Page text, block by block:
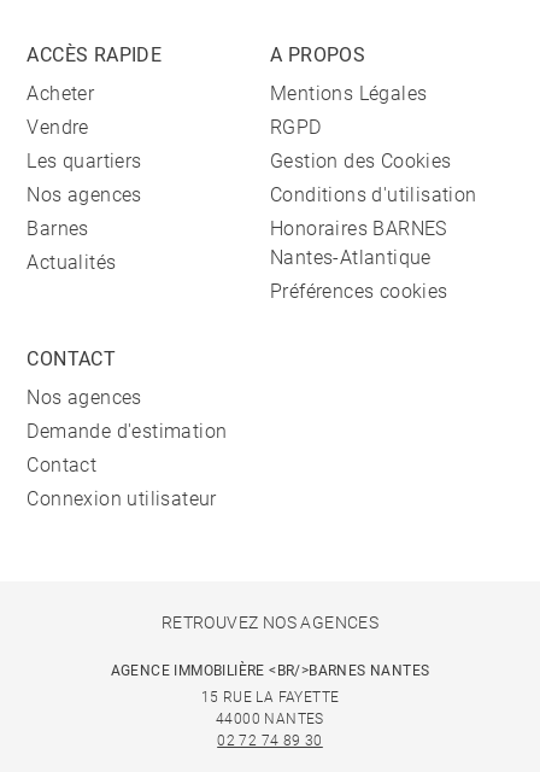
ACCÈS RAPIDE
Acheter
Vendre
Les quartiers
Nos agences
Barnes
Actualités
A PROPOS
Mentions Légales
RGPD
Gestion des Cookies
Conditions d'utilisation
Honoraires BARNES
Nantes-Atlantique
Préférences cookies
CONTACT
Nos agences
Demande d'estimation
Contact
Connexion utilisateur
RETROUVEZ NOS AGENCES
AGENCE IMMOBILIÈRE <BR/>BARNES NANTES
15 RUE LA FAYETTE
44000 NANTES
02 72 74 89 30